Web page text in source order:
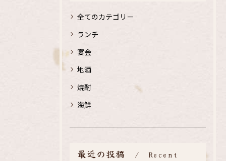
全てのカテゴリー
ランチ
宴会
地酒
焼酎
海鮮
最近の投稿
Recent